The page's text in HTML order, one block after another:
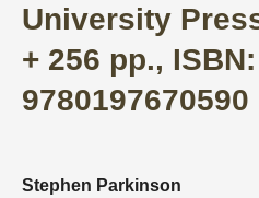
University
+ 256 pp., ISBN:
9780197670590
Stephen Parkinson